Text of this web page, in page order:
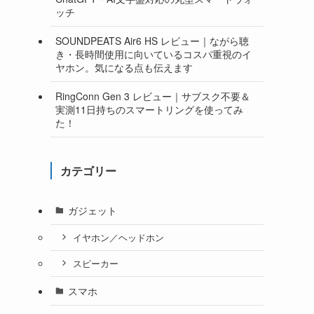
ッチ
SOUNDPEATS Air6 HS レビュー｜ながら聴
き・長時間使用に向いているコスパ重視のイ
ヤホン。気になる点も伝えます
RingConn Gen 3 レビュー｜サブスク不要＆
実測11日持ちのスマートリングを使ってみ
た！
カテゴリー
ガジェット
イヤホン／ヘッドホン
スピーカー
スマホ